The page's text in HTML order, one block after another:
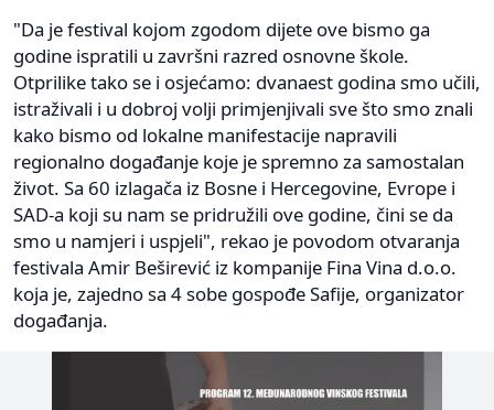
"Da je festival kojom zgodom dijete ove bismo ga
godine ispratili u završni razred osnovne škole.
Otprilike tako se i osjećamo: dvanaest godina smo učili,
istraživali i u dobroj volji primjenjivali sve što smo znali
kako bismo od lokalne manifestacije napravili
regionalno događanje koje je spremno za samostalan
život. Sa 60 izlagača iz Bosne i Hercegovine, Evrope i
SAD-a koji su nam se pridružili ove godine, čini se da
smo u namjeri i uspjeli", rekao je povodom otvaranja
festivala Amir Beširević iz kompanije Fina Vina d.o.o.
koja je, zajedno sa 4 sobe gospođe Safije, organizator
događanja.